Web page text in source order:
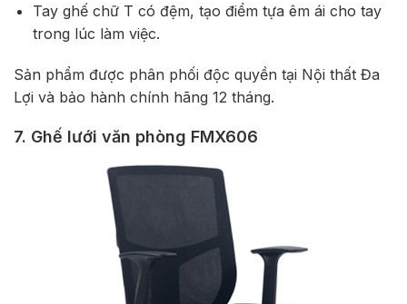
Tay ghế chữ T có đệm, tạo điểm tựa êm ái cho tay
trong lúc làm việc.
Sản phẩm được phân phối độc quyền tại Nội thất Đa
Lợi và bảo hành chính hãng 12 tháng.
7. Ghế lưới văn phòng FMX606